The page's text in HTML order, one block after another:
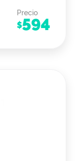
Precio
$594